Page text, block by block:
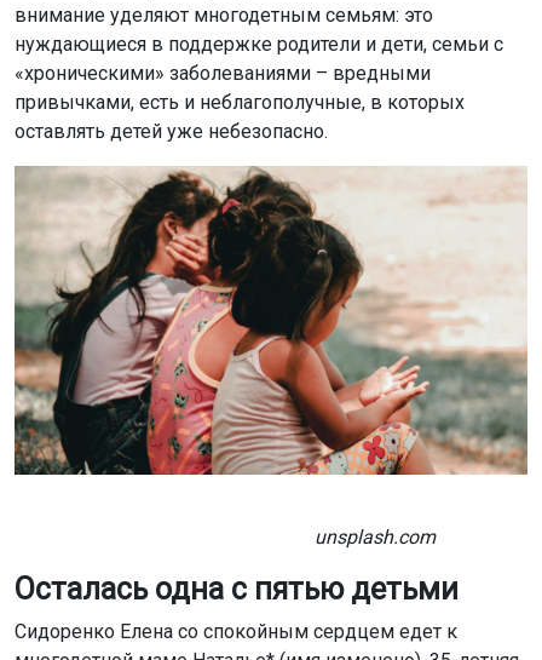
внимание уделяют многодетным семьям: это
нуждающиеся в поддержке родители и дети, семьи с
«хроническими» заболеваниями – вредными
привычками, есть и неблагополучные, в которых
оставлять детей уже небезопасно.
unsplash.com
Осталась одна с пятью детьми
Сидоренко Елена со спокойным сердцем едет к